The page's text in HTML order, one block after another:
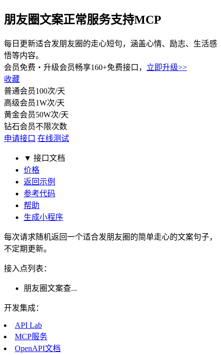
朋友圈文案正常服务支持MCP
每日更新适合发朋友圈的走心短句，涵盖心情、励志、生活感
悟等内容。
会员免费・ 升级会员畅享160+免费接口， 立即升级>>
收藏
普通会员100次/天
高级会员1W次/天
黄金会员50W次/天
钻石会员不限次数
申请接口 在线测试
▼ 接口文档
价格
返回示例
参考代码
帮助
生成小程序
每次请求随机返回一个适合发朋友圈的简单走心的文案句子，
不定期更新。
接入点列表：
朋友圈文案查...
开发集成：
API Lab
MCP服务
OpenAPI文档